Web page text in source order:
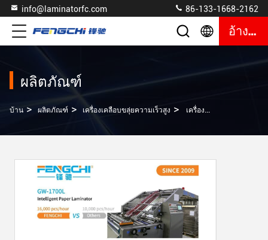
info@laminatorfc.com 86-133-1668-2162
อ้างอิง
ผลิตภัณฑ์
บ้าน > ผลิตภัณฑ์ > เครื่องเคลือบขลุ่ยความเร็วสูง > เครื่องลามิเนตกระดาษกระดาษกระดาษกระดาษกระดาษกระดาษกระดาษกระดาษ